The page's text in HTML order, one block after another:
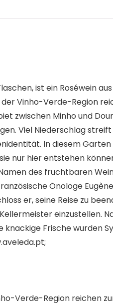
ist ein Roséwein
Vinho-Verde-Region
zwischen Minho und
Viel Niederschlag
In diesem
nur hier entstehen
des fruchtbaren
Önologe
er, seine Reise zu
einzustellen.
Frische wurden
Verde-Region reichen